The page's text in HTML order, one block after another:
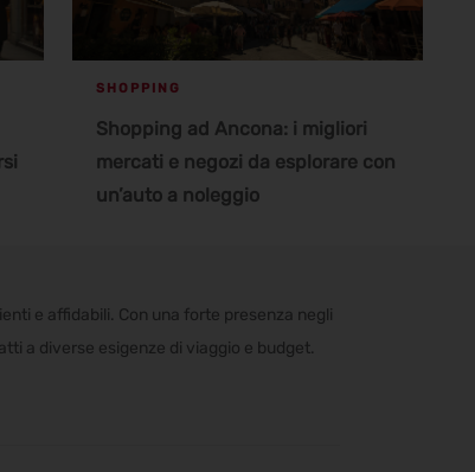
SHOPPING
Shopping ad Ancona: i migliori
mercati e negozi da esplorare con
un’auto a noleggio
e affidabili. Con una forte presenza negli
a diverse esigenze di viaggio e budget.